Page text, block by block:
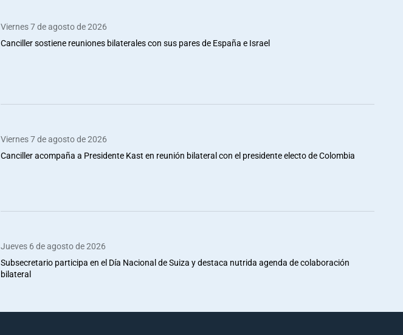
Viernes 7 de agosto de 2026
Canciller sostiene reuniones bilaterales con sus pares de España e Israel
Viernes 7 de agosto de 2026
Canciller acompaña a Presidente Kast en reunión bilateral con el presidente electo de Colombia
Jueves 6 de agosto de 2026
Subsecretario participa en el Día Nacional de Suiza y destaca nutrida agenda de colaboración
bilateral